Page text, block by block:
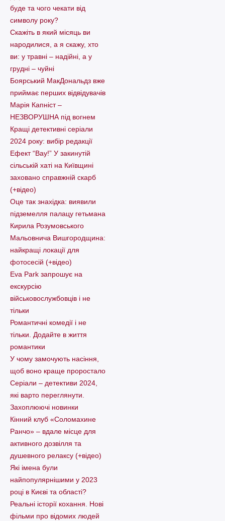
буде та чого чекати від
символу року?
Скажіть в який місяць ви
народилися, а я скажу, хто
ви: у травні – надійні, а у
грудні – чуйні
Боярський МакДональдз вже
приймає перших відвідувачів
Марія Капніст –
НЕЗВОРУШНА під вогнем
Кращі детективні серіали
2024 року: вибір редакції
Ефект “Вау!” У закинутій
сільській хаті на Київщині
заховано справжній скарб
(+відео)
Оце так знахідка: виявили
підземелля палацу гетьмана
Кирила Розумовського
Мальовнича Вишгородщина:
найкращі локації для
фотосесій (+відео)
Eva Park запрошує на
екскурсію
військовослужбовців і не
тільки
Романтичні комедії і не
тільки. Додайте в життя
романтики
У чому замочують насіння,
щоб воно краще проростало
Серіали – детективи 2024,
які варто пеpеглянути.
Захоплюючі новинки
Кінний клуб «Соломахине
Ранчо» – вдале місце для
активного дозвілля та
душевного релаксу (+відео)
Які імена були
найпопулярнішими у 2023
році в Києві та області?
Реальні історії кохання. Нові
фільми про відомих людей